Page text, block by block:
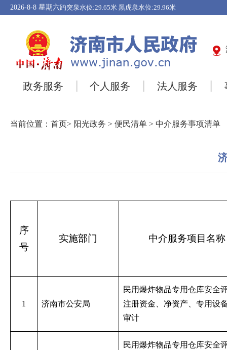
2026-8-8 星期六
政务服务 个人服务 法人服务
当前位置： 首页> 阳光政务 > 便民清单 > 中介服务事项清单
序
号
实施部门 中介服务项目名称
1 济南市公安局
民用爆炸物品专用仓库安全
注册资金、净资产、专用设
审计
民用爆炸物品专用仓库安全